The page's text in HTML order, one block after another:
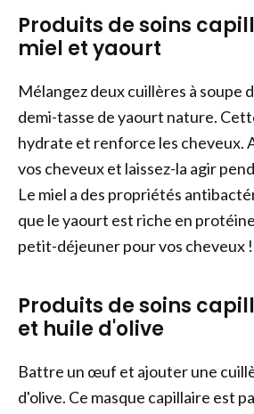
Produits de soins
miel et yaourt
Mélangez deux cuillères à soupe
demi-tasse de yaourt nature.
hydrate et renforce les cheveux.
vos cheveux et laissez-la agir
Le miel a des propriétés
que le yaourt est riche en
petit-déjeuner pour vos cheveux !
Produits de soins
et huile d'olive
Battre un œuf et ajouter une
d'olive. Ce masque capillaire est